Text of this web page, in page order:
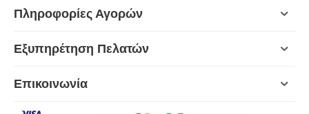
Πληροφορίες Αγορών
Εξυπηρέτηση Πελατών
Επικοινωνία